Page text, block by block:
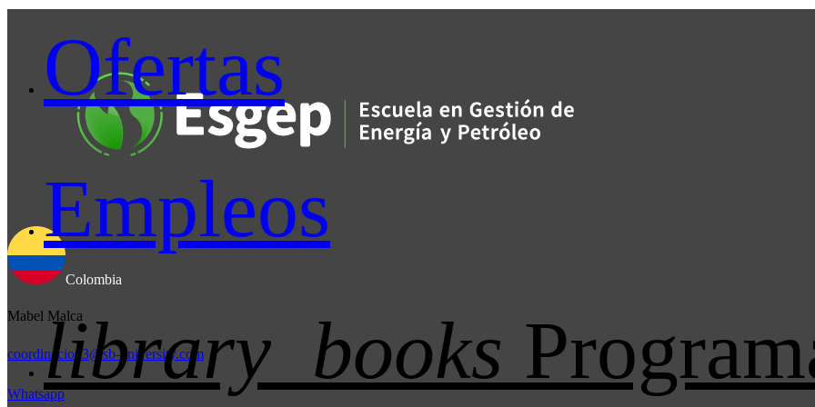
Ofertas
Empleos
library_books
Colombia
Mabel Malca
coordinacion3@sb-university.com
Whatsapp